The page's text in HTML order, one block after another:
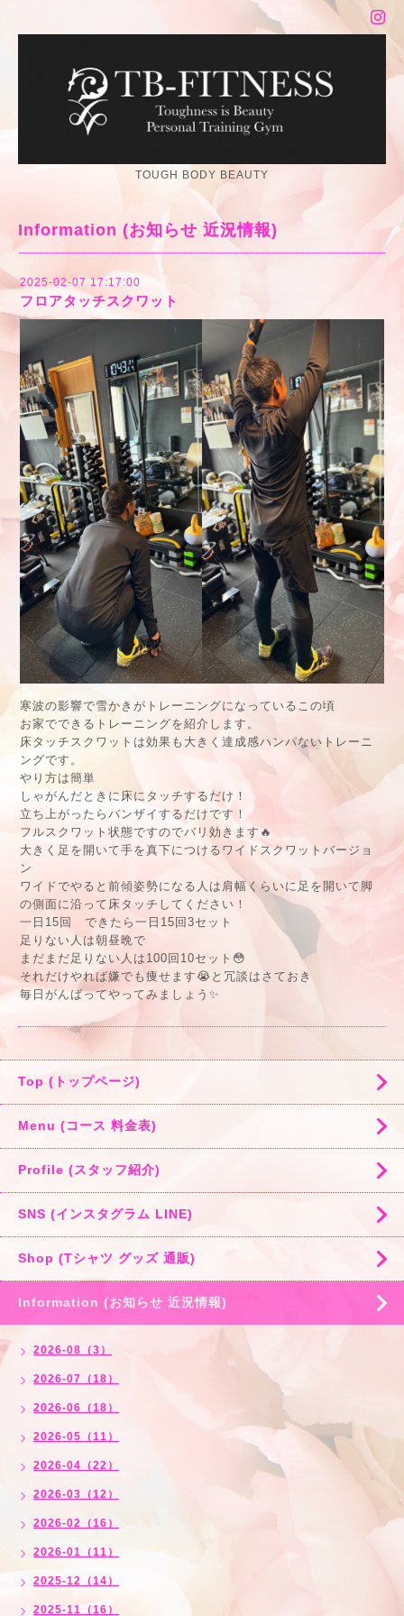
TOUGH BODY BEAUTY
Information (お知らせ 近況情報)
2025-02-07 17:17:00
フロアタッチスクワット
寒波の影響で雪かきがトレーニングになっているこの頃
お家でできるトレーニングを紹介します。
床タッチスクワットは効果も大きく達成感ハンパないトレーニ
ングです。
やり方は簡単
しゃがんだときに床にタッチするだけ！
立ち上がったらバンザイするだけです！
フルスクワット状態ですのでバリ効きます🔥
大きく足を開いて手を真下につけるワイドスクワットバージョ
ン
ワイドでやると前傾姿勢になる人は肩幅くらいに足を開いて脚
の側面に沿って床タッチしてください！
一日15回 できたら一日15回3セット
足りない人は朝昼晩で
まだまだ足りない人は100回10セット😳
それだけやれば嫌でも痩せます😭と冗談はさておき
毎日がんばってやってみましょう✨
Top (トップページ)
Menu (コース 料金表)
Profile (スタッフ紹介)
SNS (インスタグラム LINE)
Shop (Tシャツ グッズ 通販)
Information (お知らせ 近況情報)
2026-08（3）
2026-07（18）
2026-06（18）
2026-05（11）
2026-04（22）
2026-03（12）
2026-02（16）
2026-01（11）
2025-12（14）
2025-11（16）